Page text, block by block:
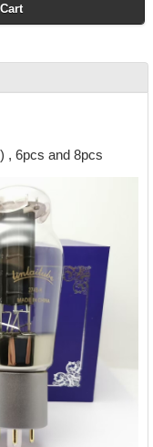
, 6pcs and 8pcs